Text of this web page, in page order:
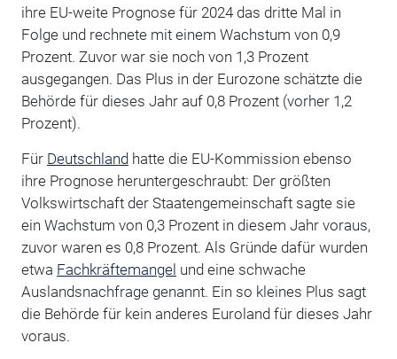
ihre EU-weite Prognose für 2024 das dritte Mal in
Folge und rechnete mit einem Wachstum von 0,9
Prozent. Zuvor war sie noch von 1,3 Prozent
ausgegangen. Das Plus in der Eurozone schätzte die
Behörde für dieses Jahr auf 0,8 Prozent (vorher 1,2
Prozent).
Für Deutschlandhatte die EU-Kommission ebenso
ihre Prognose heruntergeschraubt: Der größten
Volkswirtschaft der Staatengemeinschaft sagte sie
ein Wachstum von 0,3 Prozent in diesem Jahr voraus,
zuvor waren es 0,8 Prozent. Als Gründe dafür wurden
etwa Fachkräftemangel und eine schwache
Auslandsnachfrage genannt. Ein so kleines Plus sagt
die Behörde für kein anderes Euroland für dieses Jahr
voraus.